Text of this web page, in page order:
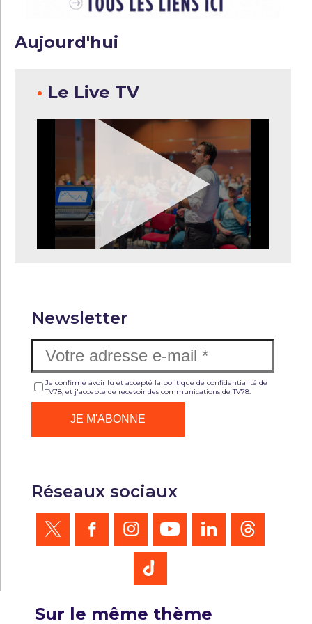
Aujourd'hui
• Le Live TV
Newsletter
Je confirme avoir lu et accepté la politique de confidentialité de
TV78, et j'accepte de recevoir des communications de TV78.
Réseaux sociaux
Sur le même thème